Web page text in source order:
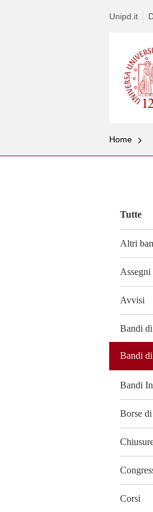
Unipd.it
Home
Tutte
Altri
Assegni
Avvisi
Bandi
Bandi
Bandi
Borse
Corsi